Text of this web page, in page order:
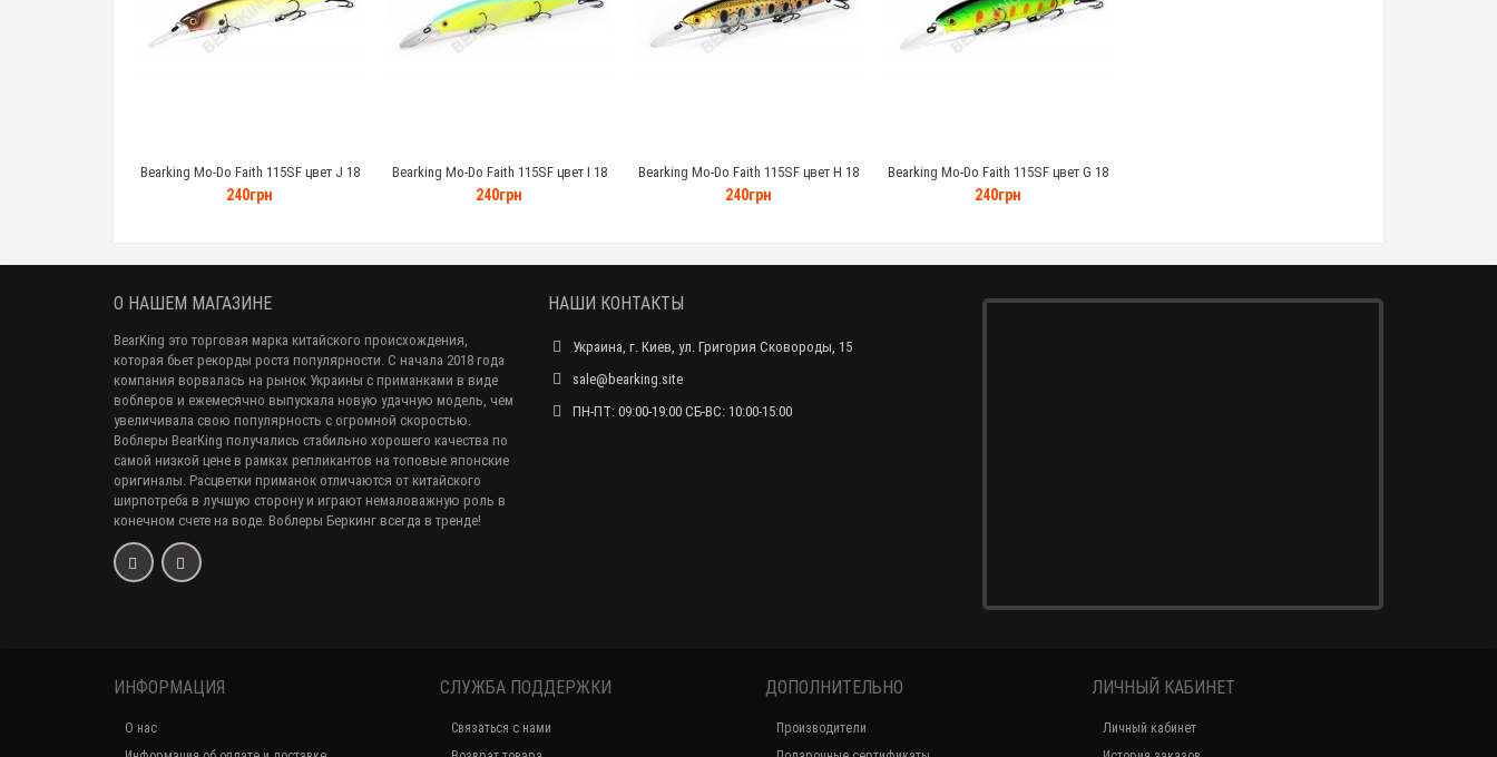
Bearking Mo-Do Faith 115SF цвет J 18
грамм
240грн
Bearking Mo-Do Faith 115SF цвет I 18
грамм
240грн
Bearking Mo-Do Faith 115SF цвет H 18
грамм
240грн
Bearking Mo-Do Faith 115SF цвет G 18
грамм
240грн
О НАШЕМ МАГАЗИНЕ
BearKing это торговая марка китайского происхождения,
которая бьет рекорды роста популярности. С начала 2018 года
компания ворвалась на рынок Украины с приманками в виде
воблеров и ежемесячно выпускала новую удачную модель, чем
увеличивала свою популярность с огромной скоростью.
Воблеры BearKing получались стабильно хорошего качества по
самой низкой цене в рамках репликантов на топовые японские
оригиналы. Расцветки приманок отличаются от китайского
ширпотреба в лучшую сторону и играют немаловажную роль в
конечном счете на воде. Воблеры Беркинг всегда в тренде!
НАШИ КОНТАКТЫ
Украина, г. Киев, ул. Григория Сковороды, 15
sale@bearking.site
ПН-ПТ: 09:00-19:00 СБ-ВС: 10:00-15:00
ИНФОРМАЦИЯ
О нас
СЛУЖБА ПОДДЕРЖКИ
Связаться с нами
ДОПОЛНИТЕЛЬНО
Производители
ЛИЧНЫЙ КАБИНЕТ
Личный кабинет